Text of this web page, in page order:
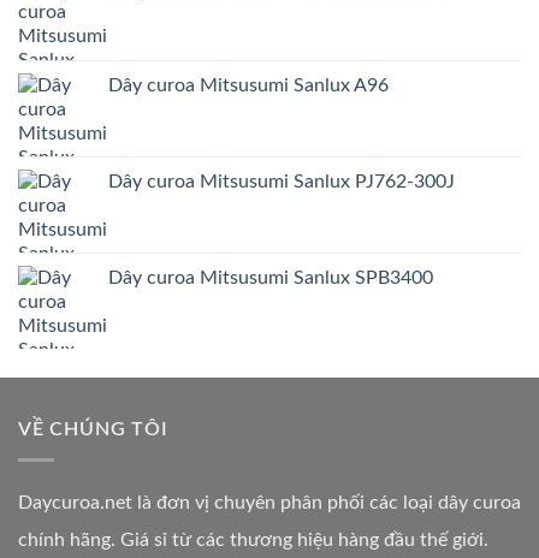
Dây curoa Mitsusumi Sanlux A96
Dây curoa Mitsusumi Sanlux PJ762-300J
Dây curoa Mitsusumi Sanlux SPB3400
VỀ CHÚNG TÔI
Daycuroa.net là đơn vị chuyên phân phối các loại dây curoa
chính hãng. Giá sỉ từ các thương hiệu hàng đầu thế giới.